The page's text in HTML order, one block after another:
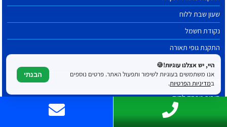
שעון שבת ללוח
נקודת חשמל
התקנת גופי תאורה
בדיקת הארקה
התקנת שקע כוח
חיבור מפסק לדוד
החלפת שקע חשמל
היי, יש אצלנו עוגיות!🍪
אנו משתמשים בעוגיות לשיפור ותפעול האתר. פרטים נוספים
במדיניות הפרטיות.
הבנתי